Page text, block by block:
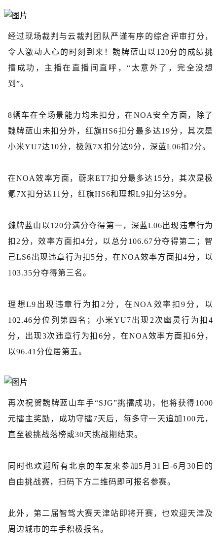
经过现场裁判与云裁判团队严谨有序的综合评审打分，
令人激动人心的时刻到来！魏牌蓝山以120分的成绩挑
擂成功，主播在直播间直呼，“太意外了，完全没想
到”。
8辆车在全场景能力均未扣分，在NOA安全方面，除了
魏牌蓝山未扣分外，红旗HS6扣分最多达19分，其次是
小米YU7达10分，极氪7X扣分达9分，深蓝L06扣2分。
在NOA效率方面，蔚来ET7扣分最多达15分，其次是极
氪7X扣分达11分，红旗HS6和理想L9扣分达9分。
魏牌蓝山以120分满分夺得第一，深蓝L06出现违章行为
扣2分，效率方面扣4分，以总分106.67分夺得第二；智
己LS6出现违章行为扣5分，在NOA效率方面扣4分，以
103.35分夺得第三名。
理想L9出现违章行为扣2分，在NOA效率扣9分，以
102.46分位列第四名；小米YU7出现2次幽灵行为扣4
分，出现3次违章行为扣6分，在NOA效率方面扣6分，
以96.41分位居第五。
再次祝贺魏牌蓝山车手“SJG”挑擂成功，他将获得1000
元擂主奖励，成功守擂7天后，每多守一天追加100元，
直至被挑战落榜或30天挑战期结束。
同时也欢迎所有北京的车友来参加5月31日-6月30日的
自由挑战赛， 扫码下方二维码即可报名参赛。
此外，第二届智驾大赛天津站即将开赛，也欢迎天津及
周边城市的车手积极报名。